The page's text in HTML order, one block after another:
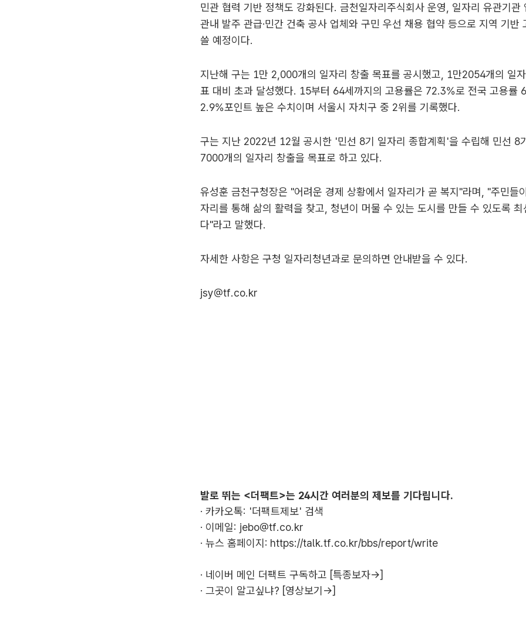
민관 협력 기반 정책도 강화된다. 금천일자리주식회사 운영, 일자리 유관기관
관내 발주 관급·민간 건축 공사 업체와 구민 우선 채용 협약 등으로 지역 기반
쓸 예정이다.
지난해 구는 1만 2,000개의 일자리 창출 목표를 공시했고, 1만2054개의 일
표 대비 초과 달성했다. 15부터 64세까지의 고용률은 72.3%로 전국 고용률
2.9%포인트 높은 수치이며 서울시 자치구 중 2위를 기록했다.
구는 지난 2022년 12월 공시한 '민선 8기 일자리 종합계획'을 수립해 민선 8
7000개의 일자리 창출을 목표로 하고 있다.
유성훈 금천구청장은 "어려운 경제 상황에서 일자리가 곧 복지"라며, "주민들
자리를 통해 삶의 활력을 찾고, 청년이 머물 수 있는 도시를 만들 수 있도록 최
다"라고 말했다.
자세한 사항은 구청 일자리청년과로 문의하면 안내받을 수 있다.
jsy@tf.co.kr
발로 뛰는 <더팩트>는 24시간 여러분의 제보를 기다립니다.
· 카카오톡: '더팩트제보' 검색
· 이메일: jebo@tf.co.kr
· 뉴스 홈페이지: https://talk.tf.co.kr/bbs/report/write
· 네이버 메인 더팩트 구독하고 [특종보자→]
· 그곳이 알고싶냐? [영상보기→]